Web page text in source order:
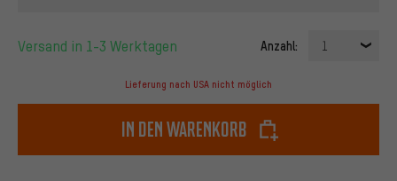
Versand in 1-3 Werktagen Anzahl: 1
Lieferung nach USA nicht möglich
In den Warenkorb